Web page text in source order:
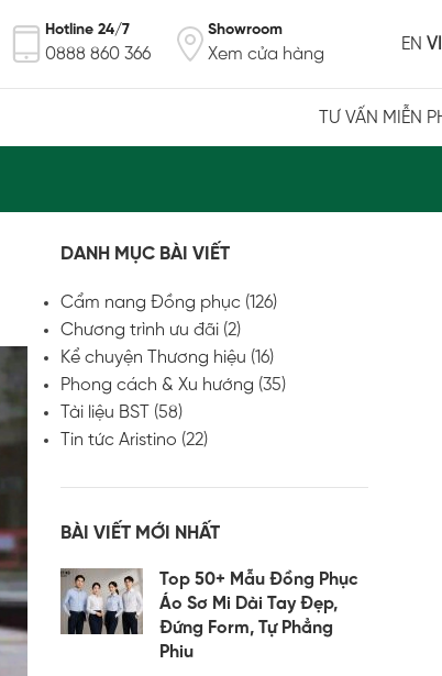
Hotline 24/7
0888 860 366
Showroom
Xem cửa hàng
EN VI
TƯ VẤN MIỄN
DANH MỤC BÀI VIẾT
Cẩm nang Đồng phục (126)
Chương trình ưu đãi(2)
Kể chuyện Thương hiệu (16)
Phong cách & Xu hướng (35)
Tài liệu BST
(58)
Tin tức Aristino (22)
BÀI VIẾT MỚI NHẤT
Top 50+ Mẫu Đồng Phục
Áo Sơ Mi Dài Tay Đẹp,
Đứng Form, Tự Phẳng
Phiu